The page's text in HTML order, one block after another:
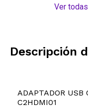
Ver
Descripción
ADAPTADOR USB
C2HDMI01